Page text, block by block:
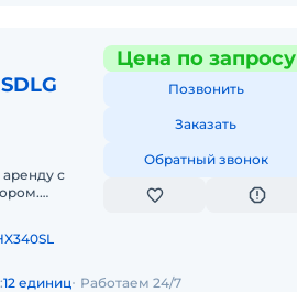
аренду с
Цена по запросу
Позвонить
Заказать
Обратный звонок
12 единиц Работаем 24/7